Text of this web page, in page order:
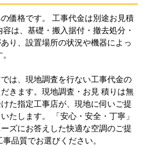
価格です。 工事代金は別途お見積
は、基礎・搬入据付・撤去処分・
り、設置場所の状況や機器によっ
は、現地調査を行ない工事代金の
きます。現地調査・お見 積りは無
た指定工事店が、現地に伺いご提
たします。 「安心・安全・丁寧」
ズにお答えした快適な空調のご提
品質でお選びください。